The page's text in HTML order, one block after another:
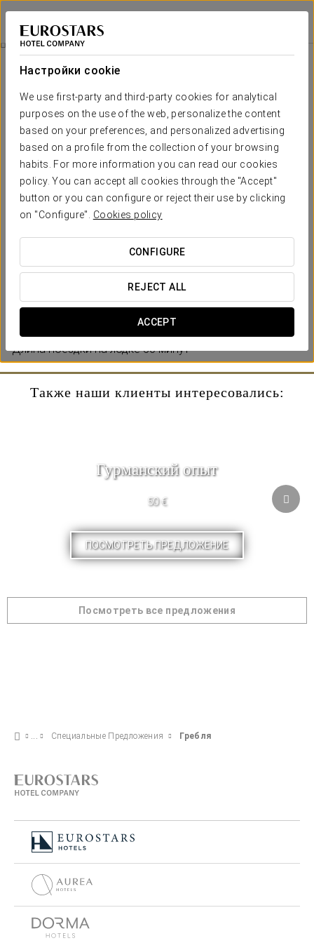
Настройки cookie
We use first-party and third-party cookies for analytical
purposes on the use of the web, personalize the content
based on your preferences, and personalized advertising
based on a profile from the collection of your browsing
habits. For more information you can read our cookies
policy. You can accept all cookies through the "Accept"
button or you can configure or reject their use by clicking
on "Configure". Cookies policy
CONFIGURE
REJECT ALL
ACCEPT
Eurostars Das Artes
ПОРТУ
Гребля
20 €
Гребля
Перейти с потоком с наилучшим сценарием ... древних
мостов и Порто Всемирного наследия. Также
пользуются визит в винные погреба и
продегустировать некоторые из их лучших вин.
*Длина поездки на лодке 50 минут *
Также наши клиенты интересовались:
Гурманский опыт
50 €
ПОСМОТРЕТЬ ПРЕДЛОЖЕНИЕ
Посмотреть все предложения
Специальные Предложения Гребля